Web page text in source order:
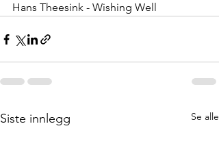
Hans Theesink - Wishing Well
Siste innlegg Se alle